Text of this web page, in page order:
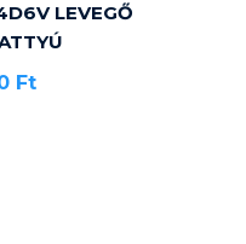
LEVEGŐ
Ft